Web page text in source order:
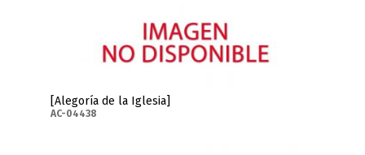
[Alegoría de la Iglesia]
AC-04438